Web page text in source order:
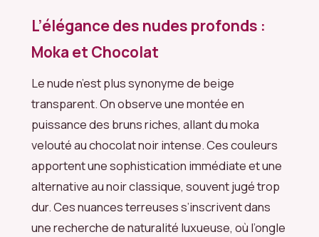
L’élégance des nudes profonds :
Moka et Chocolat
Le nude n’est plus synonyme de beige
transparent. On observe une montée en
puissance des bruns riches, allant du moka
velouté au chocolat noir intense. Ces couleurs
apportent une sophistication immédiate et une
alternative au noir classique, souvent jugé trop
dur. Ces nuances terreuses s’inscrivent dans
une recherche de naturalité luxueuse, où l’ongle